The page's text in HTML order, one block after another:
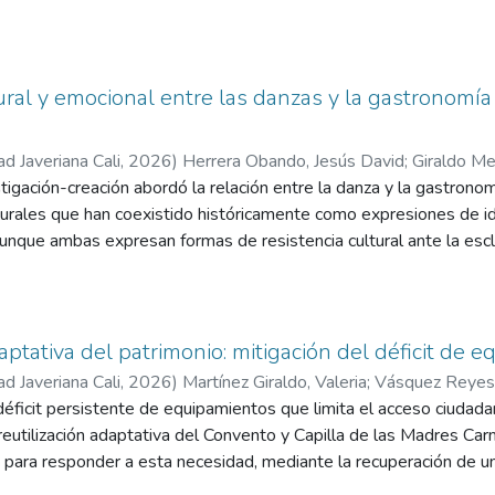
ha sido un refugio durante periodos de aislamiento,
políticas y programas para fortalecer y sostener los oficios
es amplia, buscando superar visiones fragmentadas y
mayor sostenibilidad.
y emocional entre las danzas y la
Javeriana Cali, 2026) Herrera Obando, Jesús David; Giraldo
creación abordó la relación entre la danza y la
que han coexistido históricamente como expresiones de
ambas expresan formas de resistencia cultural ante la
separando en artístico de lo culinario, dejando de
como un fenómeno cultural integral. El proyecto se
elementos gastronómicos, coreográficos, etnográficas
documentación audiovisual, la interacción con cocineras
aproximación permitió explorar cómo los movimientos, los
y la identidad social se expresan a través de
en diseñar una propuesta gastro performática que
del Pacífico colombiano, fomentando la valoración del
del patrimonio: mitigación del déficit de
Javeriana Cali, 2026) Martínez Giraldo, Valeria; Vásquez
persistente de equipamientos que limita el acceso
adaptativa del Convento y Capilla de las Madres
responder a esta necesidad, mediante la recuperación de
integra principios de conservación activa y teoría de la